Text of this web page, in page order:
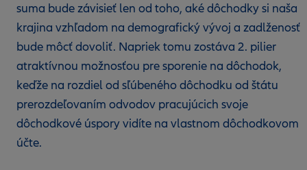
suma bude závisieť len od toho, aké dôchodky si naša
krajina vzhľadom na demografický vývoj a zadlženosť
bude môcť dovoliť. Napriek tomu zostáva 2. pilier
atraktívnou možnosťou pre sporenie na dôchodok,
keďže na rozdiel od sľúbeného dôchodku od štátu
prerozdeľovaním odvodov pracujúcich svoje
dôchodkové úspory vidíte na vlastnom dôchodkovom
účte.